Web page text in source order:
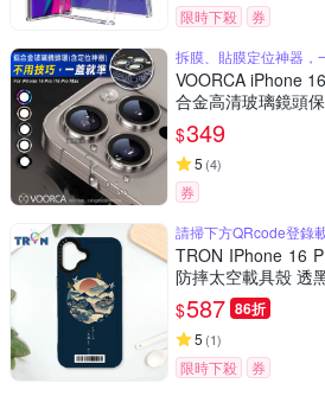
限時下殺
券
拆膜、貼膜定位神器，
VOORCA iPhone
合金高清玻璃鏡頭
$349
5 (4)
券
請掃下方QRcode登錄
TRON IPhone 16
防摔太空載具殼 透
$587 86折
5 (1)
限時下殺
券